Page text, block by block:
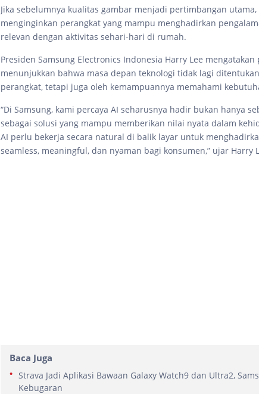
Jika sebelumnya kualitas gambar menjadi pertimbangan
menginginkan perangkat yang mampu menghadirkan
relevan dengan aktivitas sehari-hari di rumah.
Presiden Samsung Electronics Indonesia Harry Lee
menunjukkan bahwa masa depan teknologi tidak lagi
perangkat, tetapi juga oleh kemampuannya memahami
“Di Samsung, kami percaya AI seharusnya hadir bukan hanya
sebagai solusi yang mampu memberikan nilai nyata dalam
AI perlu bekerja secara natural di balik layar untuk
seamless, meaningful, dan nyaman bagi konsumen,” ujar Harry
Baca Juga
Strava Jadi Aplikasi Bawaan Galaxy Watch9 dan Ultra2,
Kebugaran